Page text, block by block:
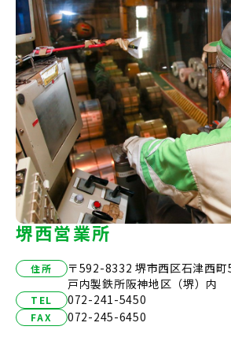
堺西営業所
住所
〒592-8332 堺市西区石津西
戸内製鉄所阪神地区（堺）内
TEL 072-241-5450
FAX 072-245-6450